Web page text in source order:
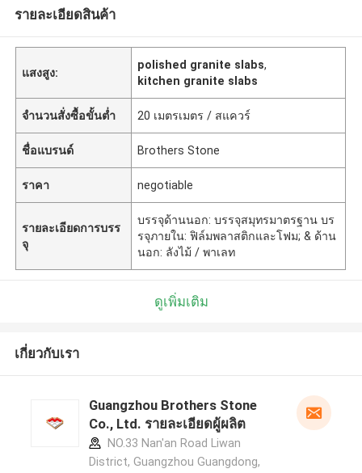
รายละเอียดสินค้า
แสงสูง:
polished granite slabs,
kitchen granite slabs
จำนวนสั่งซื้อขั้นต่ำ 20 เมตรเมตร / สแควร์
ชื่อแบรนด์ Brothers Stone
ราคา negotiable
รายละเอียดการบรร
จุ
บรรจุด้านนอก: บรรจุสมุทรมาตรฐาน บร
รจุภายใน: ฟิล์มพลาสติกและโฟม; & ด้าน
นอก: ลังไม้ / พาเลท
ดูเพิ่มเติม
เกี่ยวกับเรา
Guangzhou Brothers Stone
Co., Ltd. รายละเอียดผู้ผลิต
NO.33 Nan'an Road Liwan
District, Guangzhou Guangdong,